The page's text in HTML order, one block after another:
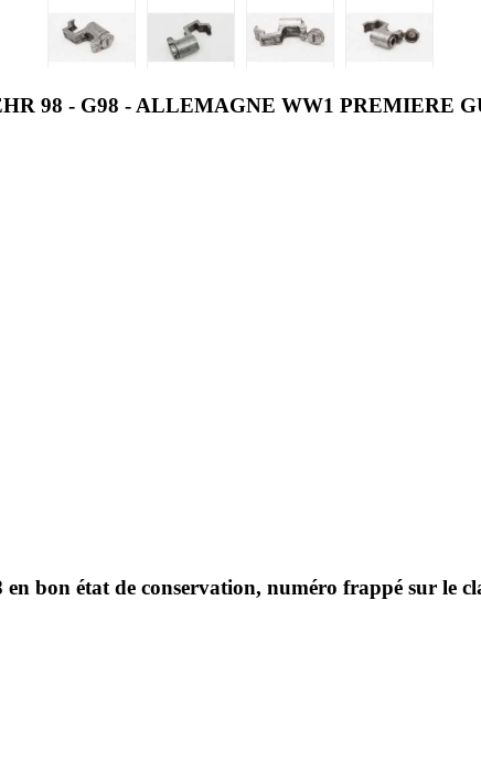
98 - G98 - ALLEMAGNE WW1 PREMIERE
bon état de conservation, numéro frappé sur le